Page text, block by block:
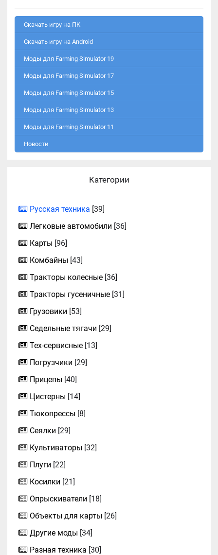
Скачать игру на ПК
Скачать игру на Android
Моды для Farming Simulator 19
Моды для Farming Simulator 17
Моды для Farming Simulator 15
Моды для Farming Simulator 13
Моды для Farming Simulator 11
Новости
Категории
Русская техника [39]
Легковые автомобили [36]
Карты [96]
Комбайны [43]
Тракторы колесные [36]
Тракторы гусеничные [31]
Грузовики [53]
Седельные тягачи [29]
Тех-сервисные [13]
Погрузчики [29]
Прицепы [40]
Цистерны [14]
Тюкопрессы [8]
Сеялки [29]
Культиваторы [32]
Плуги [22]
Косилки [21]
Опрыскиватели [18]
Объекты для карты [26]
Другие моды [34]
Разная техника [30]